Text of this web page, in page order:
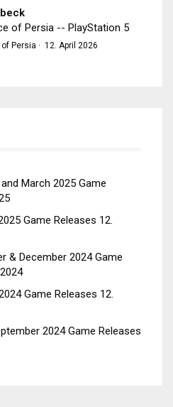
of Persia -- PlayStation 5
Persia · 12. April 2026
March 2025 Game
Game Releases 12.
& December 2024 Game
Game Releases 12.
2024 Game Releases